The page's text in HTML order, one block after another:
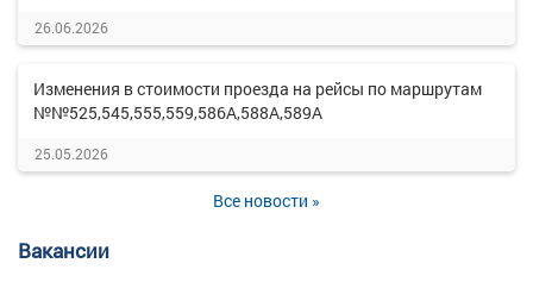
26.06.2026
Изменения в стоимости проезда на рейсы по маршрутам
№№525,545,555,559,586А,588А,589А
25.05.2026
Все новости »
Вакансии